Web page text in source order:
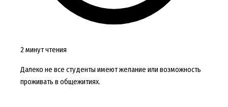
2 минут чтения
Далеко не все студенты имеют желание или возможность
проживать в общежитиях.